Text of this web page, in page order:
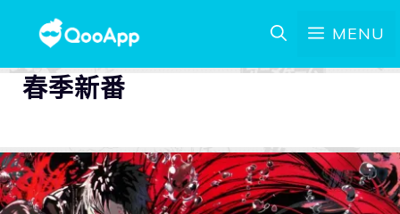
MENU
春季新番